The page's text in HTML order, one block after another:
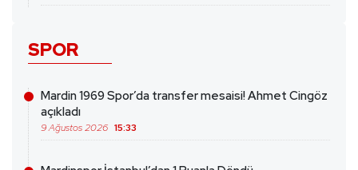
SPOR
Mardin 1969 Spor’da transfer mesaisi! Ahmet Cingöz
açıkladı
9 Ağustos 2026 15:33